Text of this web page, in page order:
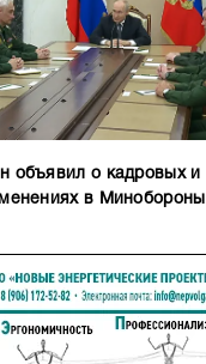
объявил о кадровых и
в Минобороны